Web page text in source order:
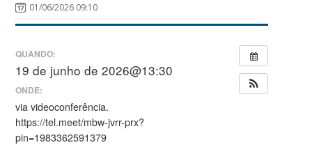
01/06/2026 09:10
QUANDO:
19 de junho de 2026@13:30
ONDE:
via videoconferência.
https://tel.meet/mbw-jvrr-prx?
pin=1983362591379